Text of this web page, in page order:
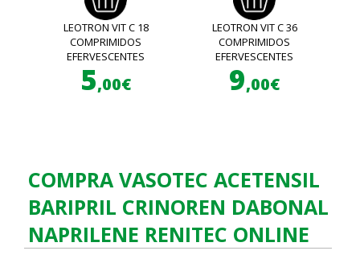
LEOTRON VIT C 18
COMPRIMIDOS
EFERVESCENTES
5,00€
LEOTRON VIT C 36
COMPRIMIDOS
EFERVESCENTES
9,00€
COMPRA VASOTEC ACETENSIL
BARIPRIL CRINOREN DABONAL
NAPRILENE RENITEC ONLINE